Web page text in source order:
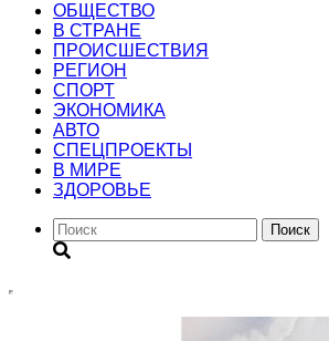
ОБЩЕСТВО
В СТРАНЕ
ПРОИСШЕСТВИЯ
РЕГИОН
CПОРТ
ЭКОНОМИКА
АВТО
СПЕЦПРОЕКТЫ
В МИРЕ
ЗДОРОВЬЕ
Поиск